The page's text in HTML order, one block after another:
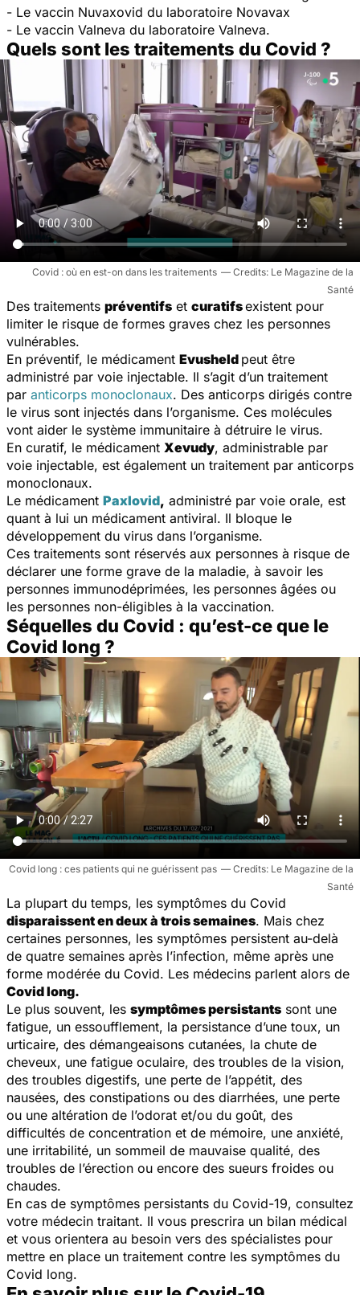
- Le vaccin Nuvaxovid du laboratoire Novavax
- Le vaccin Valneva du laboratoire Valneva.
Quels sont les traitements du Covid ?
Covid : où en est-on dans les traitements
Le Magazine de la
Santé
Des traitements préventifs et curatifsexistent pour
limiter le risque de formes graves chez les personnes
vulnérables.
En préventif, le médicament Evusheld peut être
administré par voie injectable. Il s’agit d’un traitement
par anticorps monoclonaux. Des anticorps dirigés contre
le virus sont injectés dans l’organisme. Ces molécules
vont aider le système immunitaire à détruire le virus.
En curatif, le médicament Xevudy, administrable par
voie injectable, est également un traitement par anticorps
monoclonaux.
Le médicament Paxlovid, administré par voie orale, est
quant à lui un médicament antiviral. Il bloque le
développement du virus dans l’organisme.
Ces traitements sont réservés aux personnes à risque de
déclarer une forme grave de la maladie, à savoir les
personnes immunodéprimées, les personnes âgées ou
les personnes non-éligibles à la vaccination.
Séquelles du Covid : qu’est-ce que le
Covid long ?
Covid long : ces patients qui ne guérissent pas
Le Magazine de la
Santé
La plupart du temps, les symptômes du Covid
disparaissent en deux à trois semaines. Mais chez
certaines personnes, les symptômes persistent au-delà
de quatre semaines après l’infection, même après une
forme modérée du Covid. Les médecins parlent alors de
Covid long.
Le plus souvent, les symptômes persistants sont une
fatigue, un essoufflement, la persistance d’une toux, un
urticaire, des démangeaisons cutanées, la chute de
cheveux, une fatigue oculaire, des troubles de la vision,
des troubles digestifs, une perte de l’appétit, des
nausées, des constipations ou des diarrhées, une perte
ou une altération de l’odorat et/ou du goût, des
difficultés de concentration et de mémoire, une anxiété,
une irritabilité, un sommeil de mauvaise qualité, des
troubles de l’érection ou encore des sueurs froides ou
chaudes.
En cas de symptômes persistants du Covid-19, consultez
votre médecin traitant. Il vous prescrira un bilan médical
et vous orientera au besoin vers des spécialistes pour
mettre en place un traitement contre les symptômes du
Covid long.